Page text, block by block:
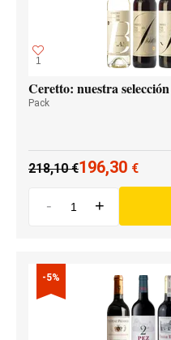
1
Ceretto: nuestra selección
Pack
218,10€196,30 €
- +
-5%